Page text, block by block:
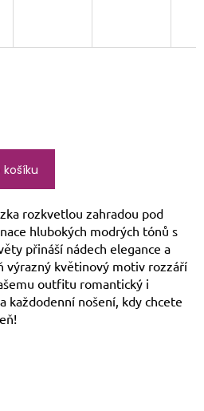
rozkvetlou zahradou pod
hlubokých modrých tónů s
přináší nádech elegance a
výrazný květinový motiv rozzáří
outfitu romantický i
každodenní nošení, kdy chcete